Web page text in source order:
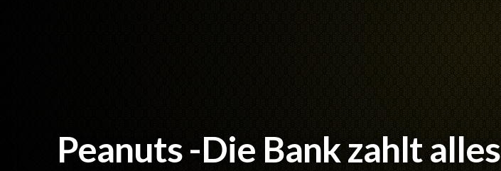
Peanuts -Die Bank zahlt alles